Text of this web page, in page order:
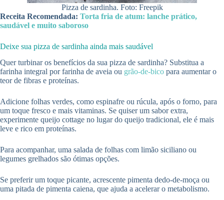
Pizza de sardinha. Foto: Freepik
Receita Recomendada: Torta fria de atum: lanche prático,
saudável e muito saboroso
Deixe sua pizza de sardinha ainda mais saudável
Quer turbinar os benefícios da sua pizza de sardinha? Substitua a
farinha integral por farinha de aveia ou grão-de-bico para aumentar o
teor de fibras e proteínas.
Adicione folhas verdes, como espinafre ou rúcula, após o forno, para
um toque fresco e mais vitaminas. Se quiser um sabor extra,
experimente queijo cottage no lugar do queijo tradicional, ele é mais
leve e rico em proteínas.
Para acompanhar, uma salada de folhas com limão siciliano ou
legumes grelhados são ótimas opções.
Se preferir um toque picante, acrescente pimenta dedo-de-moça ou
uma pitada de pimenta caiena, que ajuda a acelerar o metabolismo.